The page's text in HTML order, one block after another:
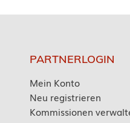
PARTNERLOGIN
Mein Konto
Neu registrieren
Kommissionen